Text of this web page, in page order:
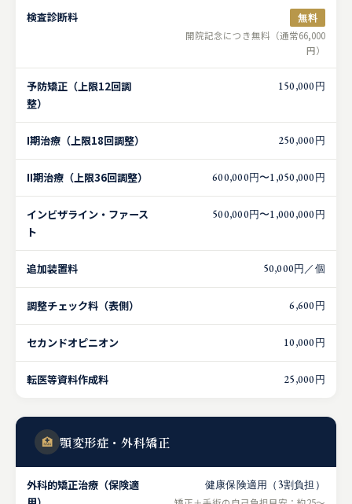
検査診断料 無料
開院記念につき無料（通常66,000
円）
予防矯正（上限12回調
整）
150,000円
I期治療（上限18回調整） 250,000円
II期治療（上限36回調整） 600,000円〜1,050,000円
インビザライン・ファース
ト
500,000円〜1,000,000円
追加装置料 50,000円／個
調整チェック料（表側） 6,600円
セカンドオピニオン 10,000円
転医等資料作成料 25,000円
🏥 顎変形症・外科矯正
外科的矯正治療（保険適
健康保険適用（3割負担）